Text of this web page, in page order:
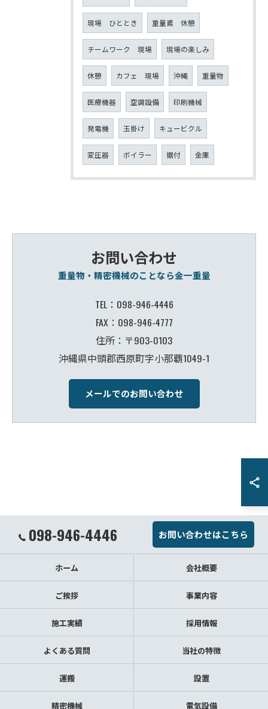
現場 ひととき 重量鳶 休憩
チームワーク 現場 現場の楽しみ
休憩 カフェ 現場 沖縄 重量物
医療機器 空調設備 印刷機械
発電機 玉掛け キュービクル
変圧器 ボイラー 据付 金庫
重量物・精密機械のことなら金一重量
お問い合わせ
TEL：098-946-4446
FAX：098-946-4777
住所：〒903-0103
沖縄県中頭郡西原町字小那覇1049-1
メールでのお問い合わせ
098-946-4446 お問い合わせはこちら
ホーム 会社概要
ご挨拶 事業内容
施工実績 採用情報
よくある質問 当社の特徴
運搬 設置
精密機械 電気設備